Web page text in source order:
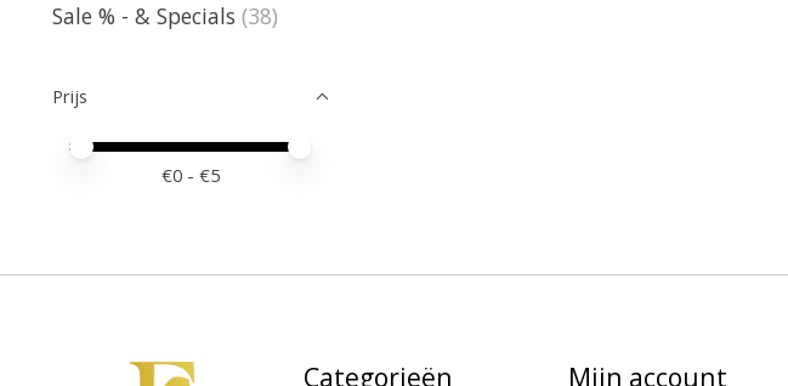
Sale % - & Specials (38)
Prijs
Minimale prijswaarde
Price maximum value
€0 - €5
Categorieën Mijn account